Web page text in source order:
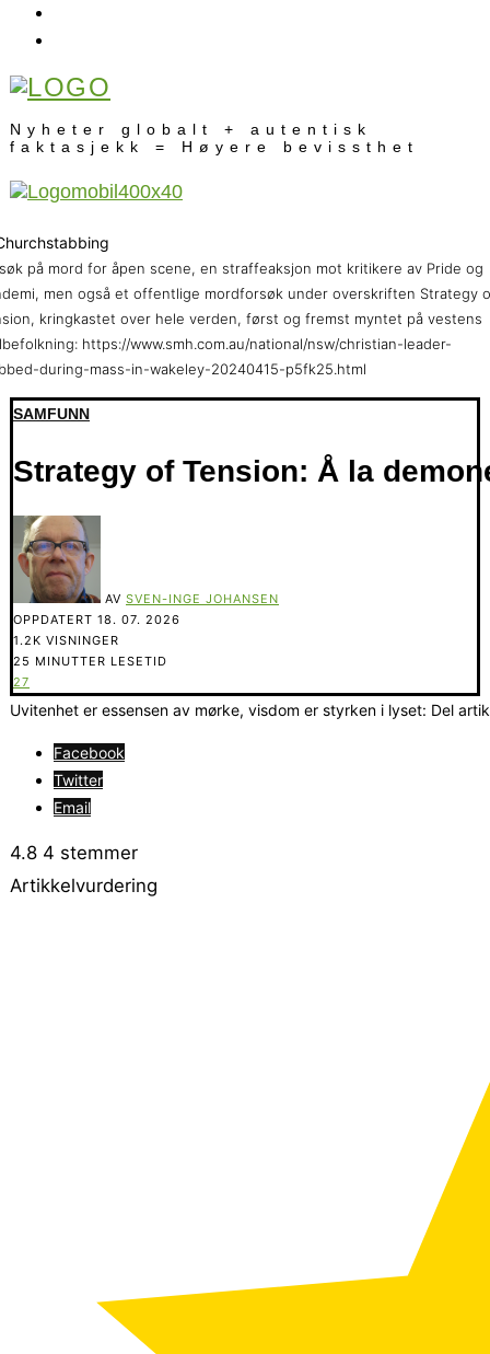
Nyheter globalt + autentisk
faktasjekk = Høyere bevissthet
på mord for åpen scene, en straffeaksjon mot kritikere av Pride og
men også et offentlige mordforsøk under overskriften Strategy
kringkastet over hele verden, først og fremst myntet på vestens
https://www.smh.com.au/national/nsw/christian-leader-
during-mass-in-wakeley-20240415-p5fk25.html
SAMFUNN
Strategy of Tension: Å la
AV SVEN-INGE JOHANSEN
OPPDATERT 18. 07. 2026
1.2K VISNINGER
25 MINUTTER LESETID
27
Uvitenhet er essensen av mørke, visdom er styrken i lyset: Del
Facebook
Twitter
Email
4.8 4 stemmer
Artikkelvurdering